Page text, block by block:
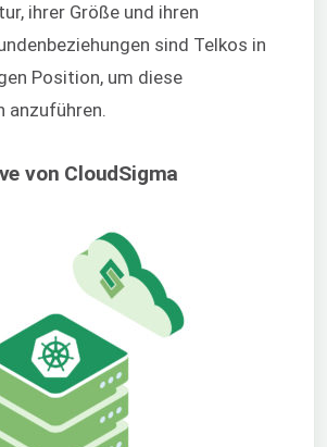
ihrer Größe und ihren
sind Telkos in
Position, um diese
anzuführen.
von CloudSigma